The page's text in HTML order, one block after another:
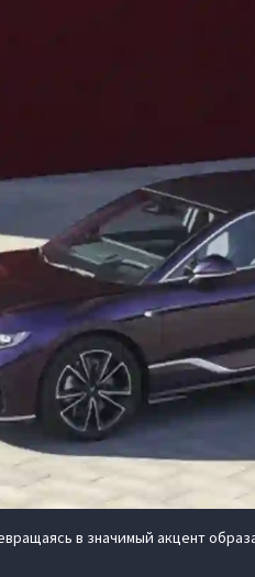
в значимый акцент